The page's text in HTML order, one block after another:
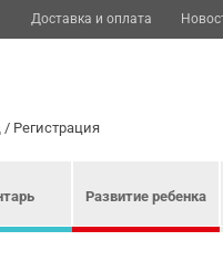
Доставка и оплата
/ Регистрация
Развитие ребенка